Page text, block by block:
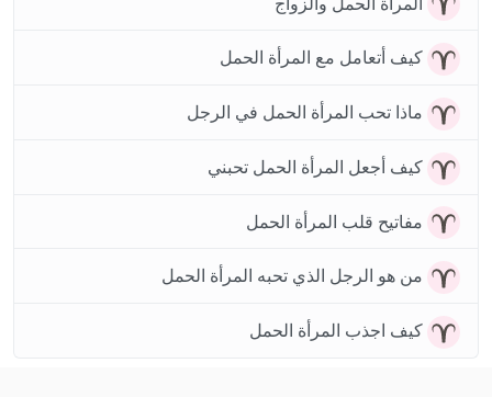
كيف أتعامل مع المرأة الحمل
ماذا تحب المرأة الحمل في الرجل
كيف أجعل المرأة الحمل تحبني
مفاتيح قلب المرأة الحمل
من هو الرجل الذي تحبه المرأة الحمل
كيف اجذب المرأة الحمل